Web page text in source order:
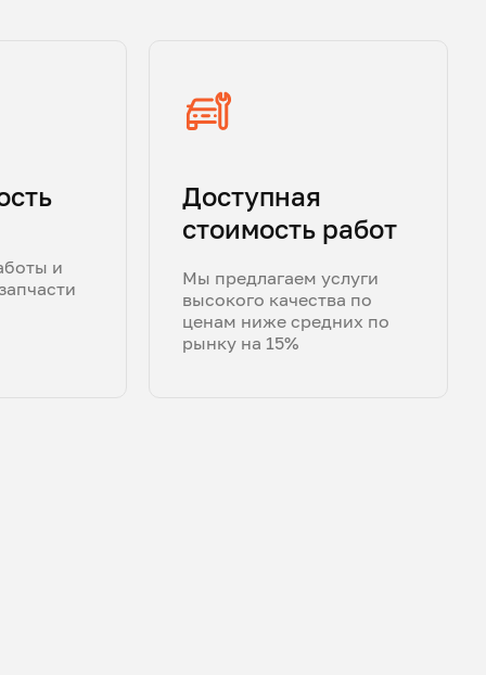
и
Доступная
стоимость работ
Мы предлагаем услуги
высокого качества по
ценам ниже средних по
рынку на 15%